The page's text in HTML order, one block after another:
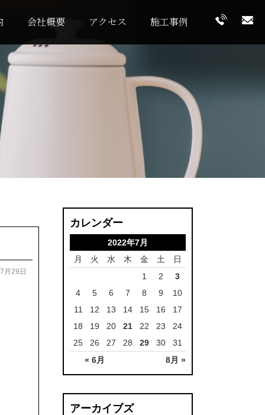
会社概要 アクセス 施工事例
月29日
カレンダー
2022年7月
月
火 水 木 金 土 日
« 6月 8月 »
1 2
3
4
5 6 7 8 9
10
11
12 13 14 15 16
17
18
19 20 21 22 23
24
25
26 27 28 29 30 31
アーカイブズ